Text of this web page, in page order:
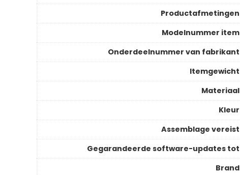
Productafmetingen
Modelnummer item
Onderdeelnummer van fabrikant
Itemgewicht
Materiaal
Kleur
Assemblage vereist
Gegarandeerde software-updates tot
Brand